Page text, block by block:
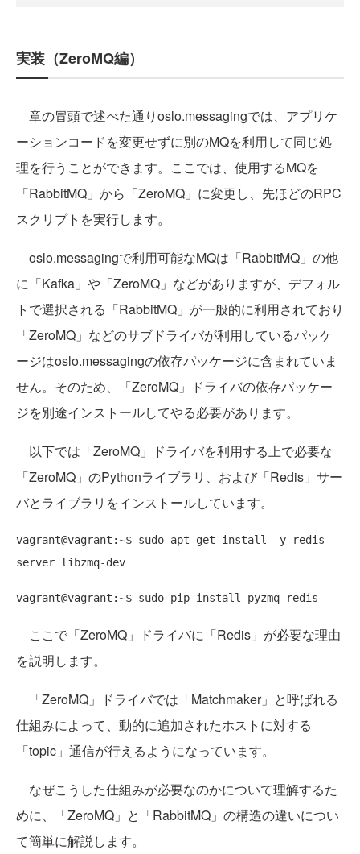
実装（ZeroMQ編）
章の冒頭で述べた通りoslo.messagingでは、アプリケ
ーションコードを変更せずに別のMQを利用して同じ処
理を行うことができます。ここでは、使用するMQを
「RabbitMQ」から「ZeroMQ」に変更し、先ほどのRPC
スクリプトを実行します。
oslo.messagingで利用可能なMQは「RabbitMQ」の他
に「Kafka」や「ZeroMQ」などがありますが、デフォル
トで選択される「RabbitMQ」が一般的に利用されており
「ZeroMQ」などのサブドライバが利用しているパッケ
ージはoslo.messagingの依存パッケージに含まれていま
せん。そのため、「ZeroMQ」ドライバの依存パッケー
ジを別途インストールしてやる必要があります。
以下では「ZeroMQ」ドライバを利用する上で必要な
「ZeroMQ」のPythonライブラリ、および「Redis」サー
バとライブラリをインストールしています。
vagrant@vagrant:~$ sudo apt-get install -y redis-
ここで「ZeroMQ」ドライバに「Redis」が必要な理由
を説明します。
「ZeroMQ」ドライバでは「Matchmaker」と呼ばれる
仕組みによって、動的に追加されたホストに対する
「topic」通信が行えるようになっています。
なぜこうした仕組みが必要なのかについて理解するた
めに、「ZeroMQ」と「RabbitMQ」の構造の違いについ
て簡単に解説します。